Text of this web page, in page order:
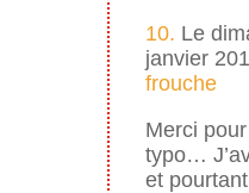
10. Le
janvier
frouche
Merci
typo…
et